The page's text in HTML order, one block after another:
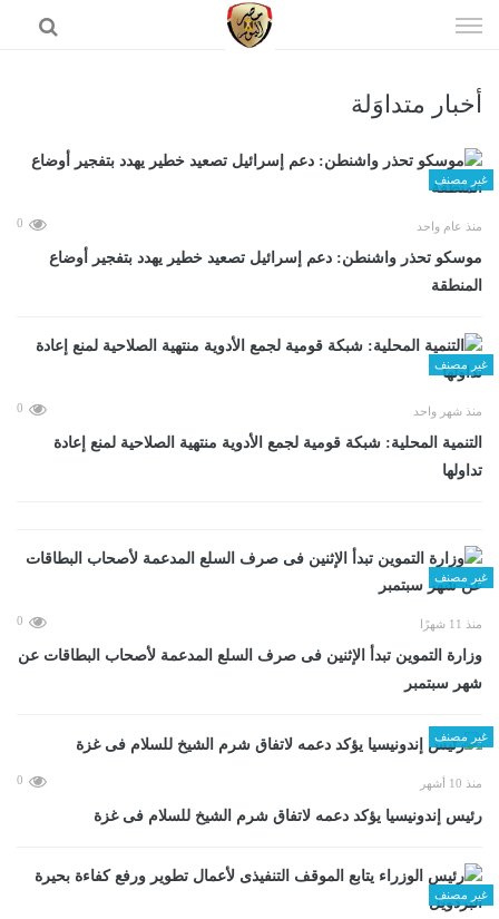
الى
أخبار متداوَلة
غير مصنف
منذ عام واحد 0
موسكو تحذر واشنطن: دعم إسرائيل تصعيد خطير يهدد بتفجير أوضاع
المنطقة
غير مصنف
منذ شهر واحد 0
التنمية المحلية: شبكة قومية لجمع الأدوية منتهية الصلاحية لمنع إعادة
تداولها
غير مصنف
منذ 11 شهرًا 0
وزارة التموين تبدأ الإثنين فى صرف السلع المدعمة لأصحاب البطاقات عن
شهر سبتمبر
غير مصنف
منذ 10 أشهر 0
رئيس إندونيسيا يؤكد دعمه لاتفاق شرم الشيخ للسلام فى غزة
غير مصنف